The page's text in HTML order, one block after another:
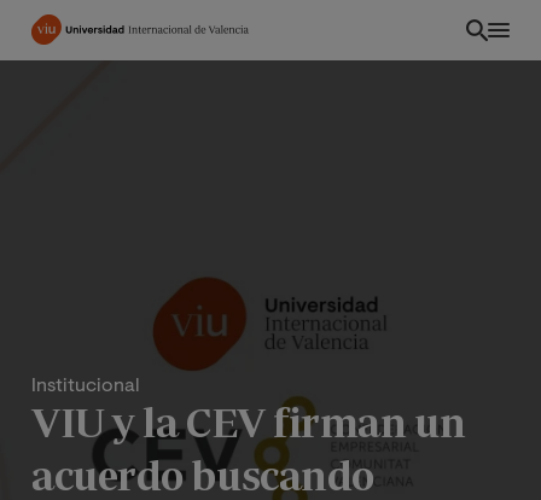
Pasar
CO
Institucional
VIU y la CEV firman un
acuerdo buscando